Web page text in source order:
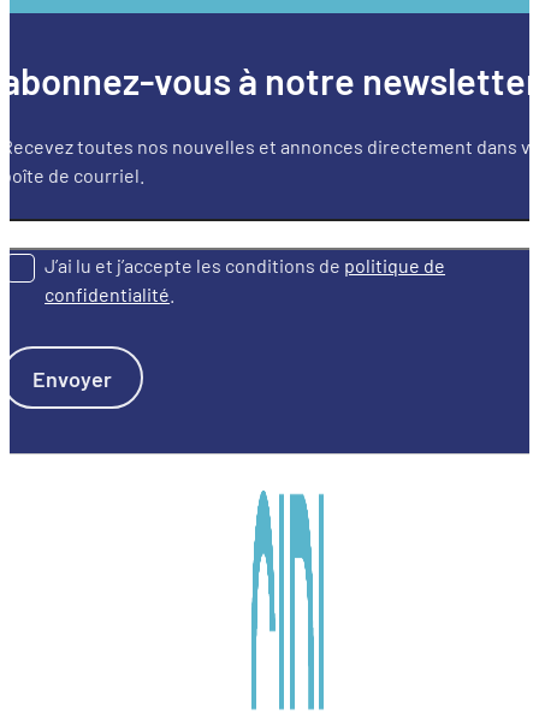
abonnez-vous à notre newsletter
Recevez toutes nos nouvelles et annonces directement dans
boîte de courriel.
J’ai lu et j’accepte les conditions de politique de
confidentialité
Envoyer